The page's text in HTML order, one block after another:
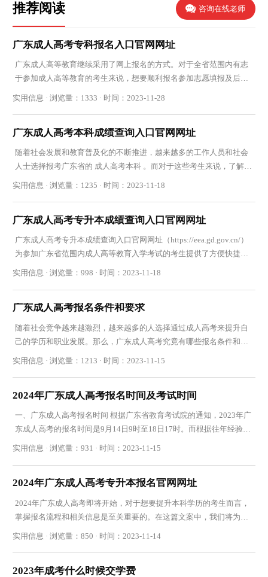
推荐阅读 咨询在线老师
广东成人高考专科报名入口官网网址
广东成人高等教育继续采用了网上报名的方式。对于全省范围内有志
于参加成人高等教育的考生来说，想要顺利报名参加志愿填报及后续
环节，了解并熟悉广东成人高考专科报名入口官
实用信息 · 浏览量：1333 · 时间：2023-11-28
广东成人高考本科成绩查询入口官网网址
随着社会发展和教育普及化的不断推进，越来越多的工作人员和社会
人士选择报考广东省的 成人高考本科 。而对于这些考生来说，了解成
绩查询入口官网网址是非常重要的事情。在本
实用信息 · 浏览量：1235 · 时间：2023-11-18
广东成人高考专升本成绩查询入口官网网址
广东成人高考专升本成绩查询入口官网网址（https://eea.gd.gov.cn/）
为参加广东省范围内成人高等教育入学考试的考生提供了方便快捷查
询录取结果的途径。通过登录官方网站，在填写个人
实用信息 · 浏览量：998 · 时间：2023-11-18
广东成人高考报名条件和要求
随着社会竞争越来越激烈，越来越多的人选择通过成人高考来提升自
己的学历和职业发展。那么，广东成人高考究竟有哪些报名条件和要
求呢？下面将为大家详细介绍。 一、年龄要求
实用信息 · 浏览量：1213 · 时间：2023-11-15
2024年广东成人高考报名时间及考试时间
一、广东成人高考报名时间 根据广东省教育考试院的通知，2023年广
东成人高考的报名时间是9月14日9时至18日17时。而根据往年经验，
预计2024年广东成人高考报名时间也将在这个时段内
实用信息 · 浏览量：931 · 时间：2023-11-15
2024年广东成人高考专升本报名官网网址
2024年广东成人高考即将开始，对于想要提升本科学历的考生而言，
掌握报名流程和相关信息是至关重要的。在这篇文案中，我们将为大
家详细介绍2024年广东成人高考专升本报名官网的
实用信息 · 浏览量：850 · 时间：2023-11-14
2023年成考什么时候交学费